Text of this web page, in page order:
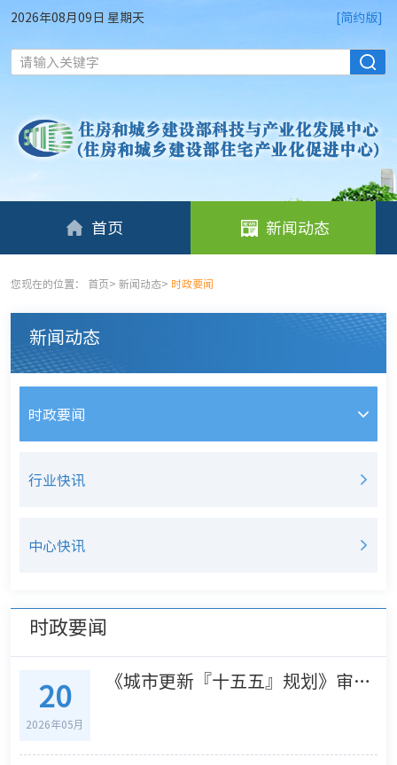
2026年08月09日 星期天 [简约版]
请输入关键字
首页 新闻动态
您现在的位置： 首页> 新闻动态> 时政要闻
新闻动态
时政要闻
行业快讯
中心快讯
时政要闻
20
2026年05月
《城市更新『十五五』规划》审议通过—— 城市更新『任务书』来了